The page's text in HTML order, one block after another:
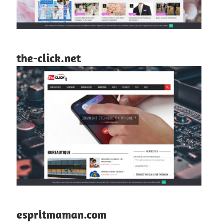
the-click.net
espritmaman.com